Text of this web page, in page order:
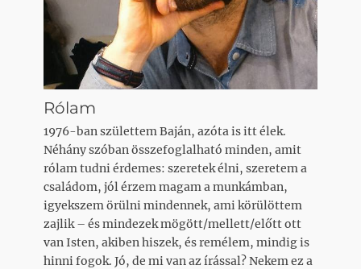
Rólam
1976-ban születtem Baján, azóta is itt élek.
Néhány szóban összefoglalható minden, amit
rólam tudni érdemes: szeretek élni, szeretem a
családom, jól érzem magam a munkámban,
igyekszem örülni mindennek, ami körülöttem
zajlik – és mindezek mögött/mellett/előtt ott
van Isten, akiben hiszek, és remélem, mindig is
hinni fogok. Jó, de mi van az írással? Nekem ez a